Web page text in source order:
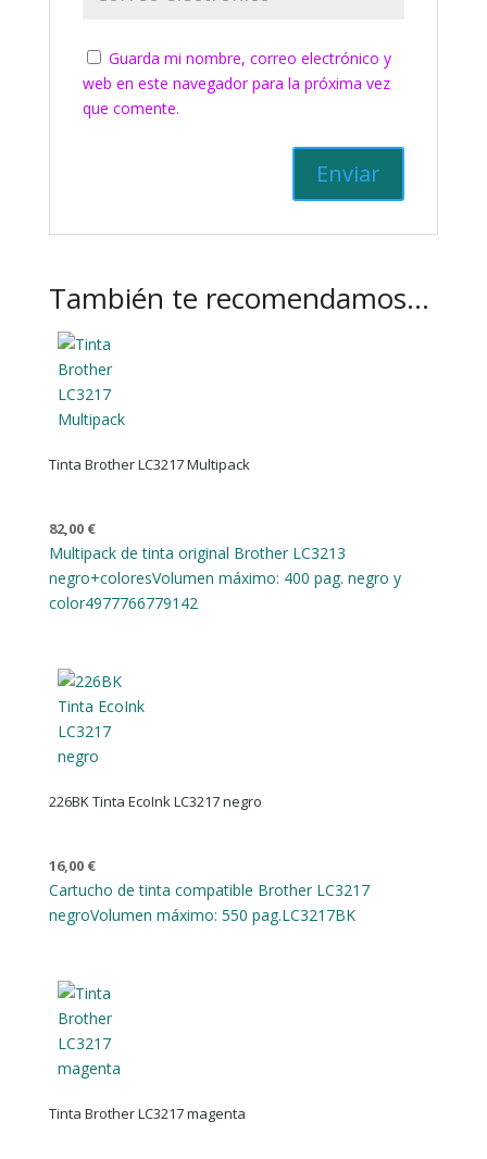
Guarda mi nombre, correo electrónico y
web en este navegador para la próxima vez
que comente.
También te recomendamos…
Tinta Brother LC3217 Multipack
82,00 €
Multipack de tinta original Brother LC3213
negro+coloresVolumen máximo: 400 pag. negro y
color4977766779142
226BK Tinta EcoInk LC3217 negro
16,00 €
Cartucho de tinta compatible Brother LC3217
negroVolumen máximo: 550 pag.LC3217BK
Tinta Brother LC3217 magenta